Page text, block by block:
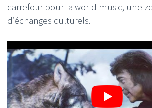
carrefour pour la world music, une
d’échanges culturels.